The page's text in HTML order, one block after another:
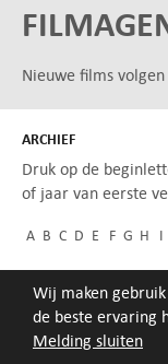
Melding sluiten
Wij maken
de beste ervaring
Nieuwe films
ARCHIEF
Druk op de
of jaar van eerste
A B C D E F G H I